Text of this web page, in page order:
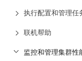
执行配置和管理任
联机帮助
监控和管理集群性